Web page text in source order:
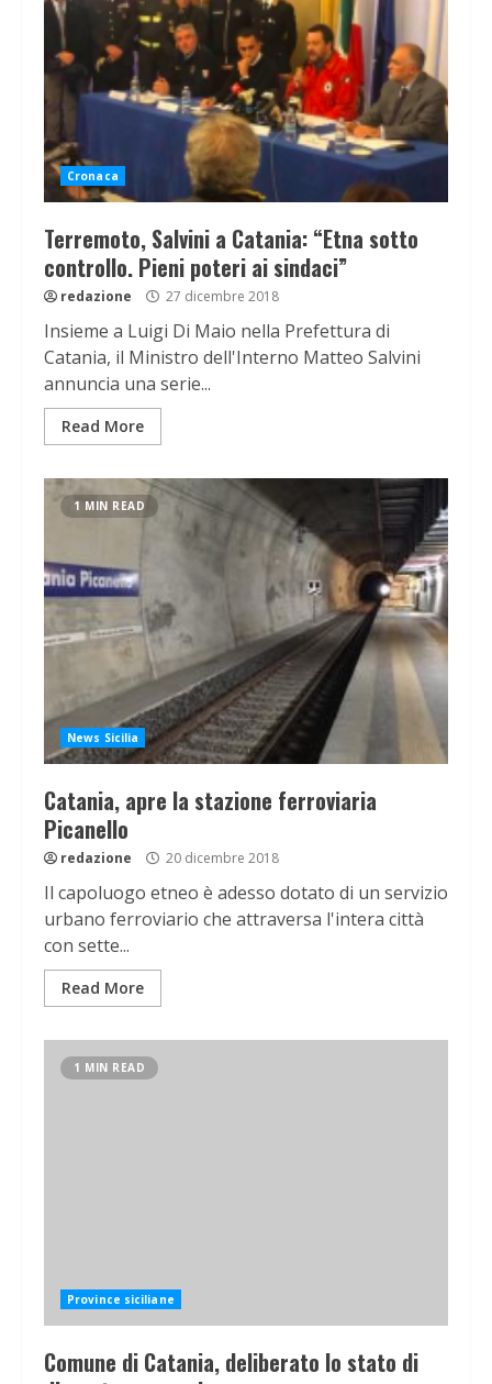
Cronaca
Terremoto, Salvini a Catania: “Etna sotto
controllo. Pieni poteri ai sindaci”
redazione 27 dicembre 2018
Insieme a Luigi Di Maio nella Prefettura di
Catania, il Ministro dell'Interno Matteo Salvini
annuncia una serie...
Read More
1 MIN READ
News Sicilia
Catania, apre la stazione ferroviaria
Picanello
redazione 20 dicembre 2018
Il capoluogo etneo è adesso dotato di un servizio
urbano ferroviario che attraversa l'intera città
con sette...
Read More
1 MIN READ
Province siciliane
Comune di Catania, deliberato lo stato di